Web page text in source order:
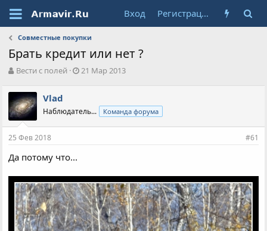
Вход Регистрация
Совместные покупки
Брать кредит или нет ?
А
т
о
р
т
е
ы
Вести с полей
Д
н
21 Мар 2013
Vlad
Наблюдатель... Команда форума
25 Фев 2018 #61
Да потому что...